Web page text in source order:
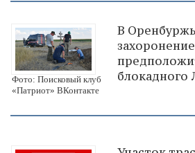
Фото: Поисковый клуб
«Патриот» ВКонтакте
В
блокадного